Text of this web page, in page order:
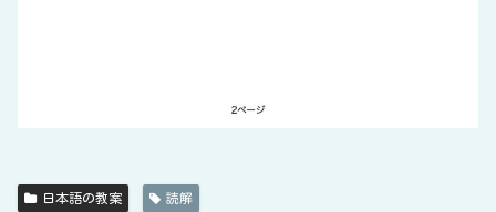
日本語の教案 読解